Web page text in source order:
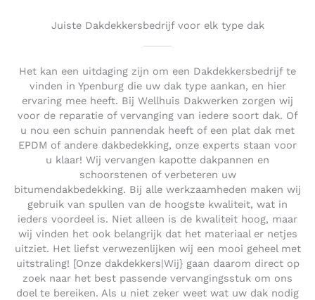
Juiste Dakdekkersbedrijf voor elk type dak
Het kan een uitdaging zijn om een Dakdekkersbedrijf te
vinden in Ypenburg die uw dak type aankan, en hier
ervaring mee heeft. Bij Wellhuis Dakwerken zorgen wij
voor de reparatie of vervanging van iedere soort dak. Of
u nou een schuin pannendak heeft of een plat dak met
EPDM of andere dakbedekking, onze experts staan voor
u klaar! Wij vervangen kapotte dakpannen en
schoorstenen of verbeteren uw
bitumendakbedekking. Bij alle werkzaamheden maken wij
gebruik van spullen van de hoogste kwaliteit, wat in
ieders voordeel is. Niet alleen is de kwaliteit hoog, maar
wij vinden het ook belangrijk dat het materiaal er netjes
uitziet. Het liefst verwezenlijken wij een mooi geheel met
uitstraling! [Onze dakdekkers|Wij} gaan daarom direct op
zoek naar het best passende vervangingsstuk om ons
doel te bereiken. Als u niet zeker weet wat uw dak nodig